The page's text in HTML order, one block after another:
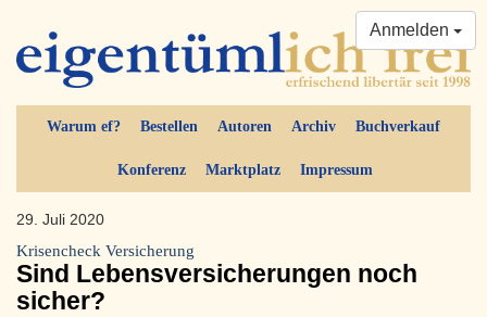
Warum ef? Bestellen Autoren Archiv Buchverkauf
Konferenz Marktplatz Impressum
Anmelden
29. Juli 2020
Krisencheck Versicherung
Sind Lebensversicherungen noch
sicher?